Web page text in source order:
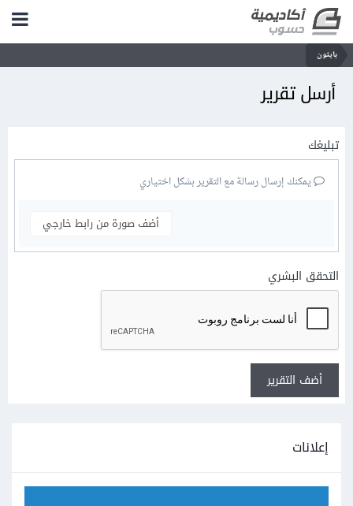
بايثون
أرسل تقرير
تبليغك
يمكنك إرسال رسالة مع التقرير بشكل اختياري
أضف صورة من رابط خارجي
التحقق البشري
أضف التقرير
إعلانات